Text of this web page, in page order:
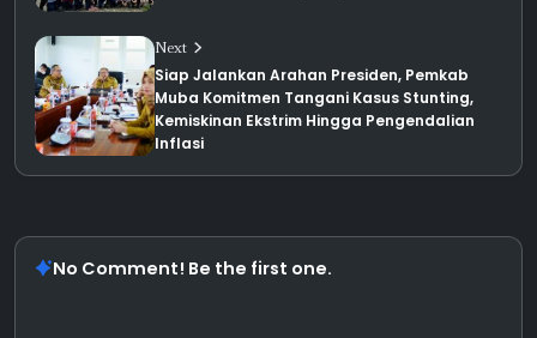
Next
Siap Jalankan Arahan Presiden, Pemkab
Muba Komitmen Tangani Kasus Stunting,
Kemiskinan Ekstrim Hingga Pengendalian
Inflasi
No Comment! Be the first one.